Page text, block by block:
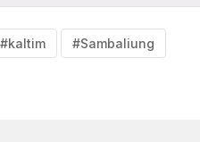
#kaltim #Sambaliung